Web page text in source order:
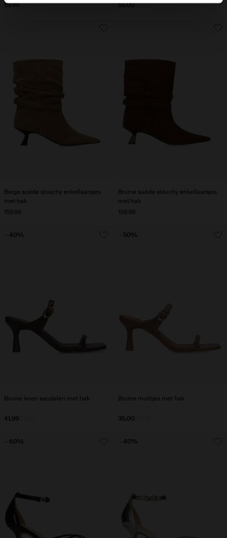
69.99 110.00
55.00
Beige suède slouchy enkellaarsjes
met hak
159.99
Bruine suède slouchy enkellaarsjes
met hak
159.99
Bruine leren sandalen met hak
41.99
- 40%
Bruine muiltjes met hak
35.00
- 50%
- 60% - 40%